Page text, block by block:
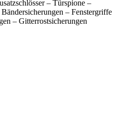
– Türspione –
– Fenstergriffe
– Gitterrostsicherungen